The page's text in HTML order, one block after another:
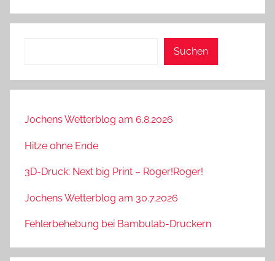
Suchen
Jochens Wetterblog am 6.8.2026
Hitze ohne Ende
3D-Druck: Next big Print – Roger!Roger!
Jochens Wetterblog am 30.7.2026
Fehlerbehebung bei Bambulab-Druckern